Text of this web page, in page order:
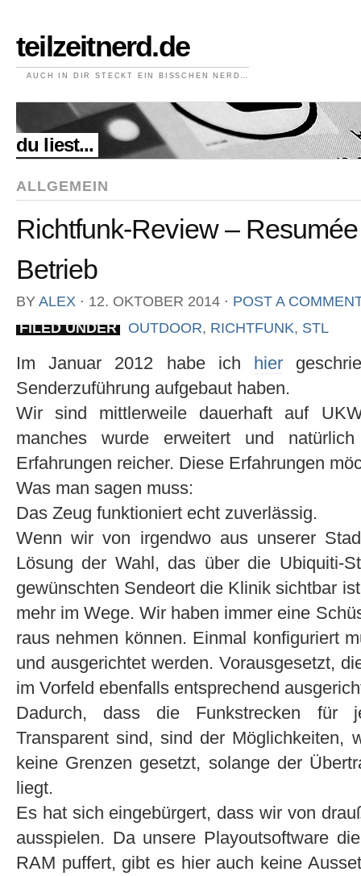
teilzeitnerd.de
AUCH IN DIR STECKT EIN BISSCHEN NERD…
du liest...
ALLGEMEIN
Richtfunk-Review –
Betrieb
BY ALEX ⋅ 12. OKTOBER 2014 ⋅ POST A
FILED UNDER
OUTDOOR, RICHTFUNK, STL
Im Januar 2012 habe ich hier
Senderzuführung aufgebaut haben.
Wir sind mittlerweile dauerhaft auf
manches wurde erweitert und
Erfahrungen reicher. Diese Erfahrungen
Was man sagen muss:
Das Zeug funktioniert echt zuverlässig.
Wenn wir von irgendwo aus unserer
Lösung der Wahl, das über die Ubiquiti-
gewünschten Sendeort die Klinik sichtbar
mehr im Wege. Wir haben immer eine
raus nehmen können. Einmal konfiguriert
und ausgerichtet werden. Vorausgesetzt,
im Vorfeld ebenfalls entsprechend
Dadurch, dass die Funkstrecken für
Transparent sind, sind der Möglichkeiten,
keine Grenzen gesetzt, solange der
liegt.
Es hat sich eingebürgert, dass wir von
ausspielen. Da unsere Playoutsoftware
RAM puffert, gibt es hier auch keine